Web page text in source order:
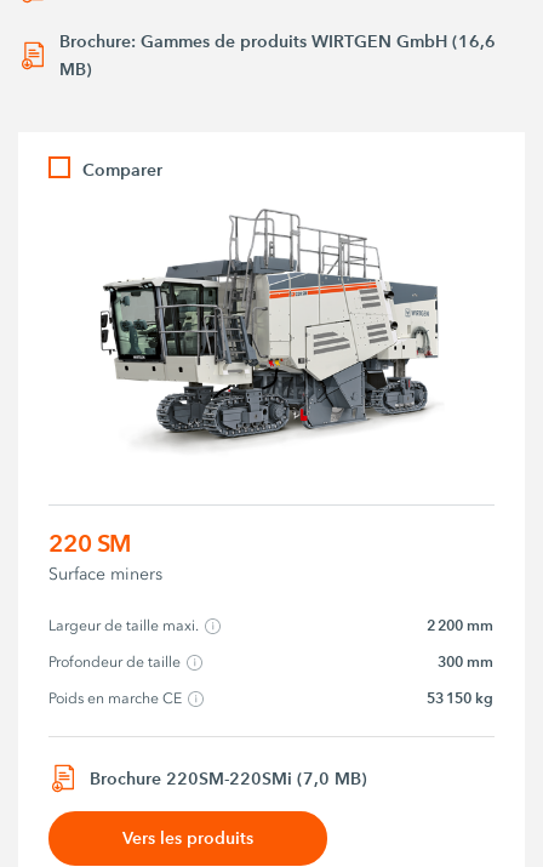
Brochure: Gammes de produits WIRTGEN GmbH (16,6
MB)
Comparer
220 SM
Surface miners
Largeur de taille maxi. 2 200 mm
Profondeur de taille 300 mm
Poids en marche CE 53 150 kg
Brochure 220SM-220SMi (7,0 MB)
Vers les produits